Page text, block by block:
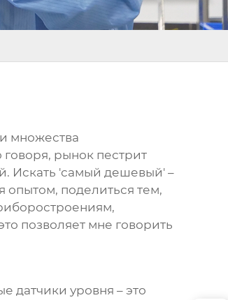
множества
рынок пестрит
Искать 'самый дешевый' –
опытом, поделиться тем,
позволяет мне говорить
датчики уровня – это